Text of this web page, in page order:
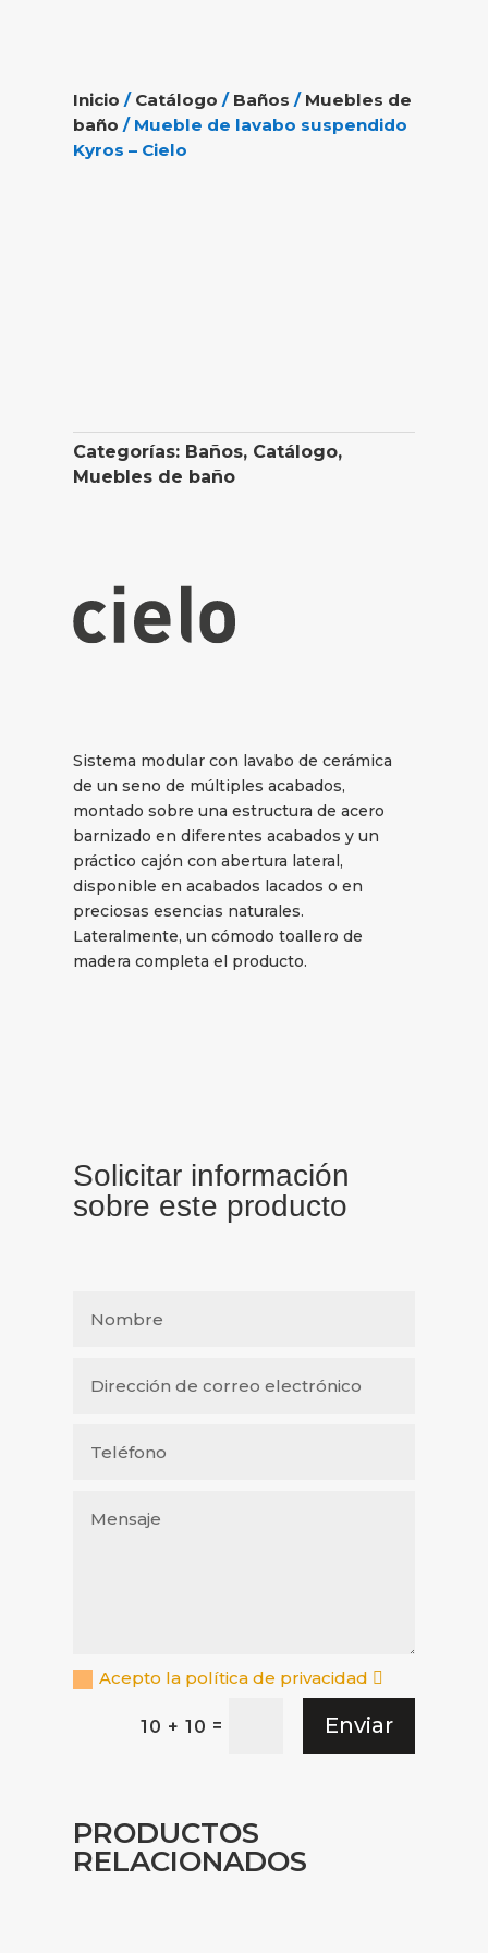
Inicio / Catálogo / Baños / Muebles de
baño / Mueble de lavabo suspendido
Kyros – Cielo
Categorías: Baños, Catálogo,
Muebles de baño
Sistema modular con lavabo de cerámica
de un seno de múltiples acabados,
montado sobre una estructura de acero
barnizado en diferentes acabados y un
práctico cajón con abertura lateral,
disponible en acabados lacados o en
preciosas esencias naturales.
Lateralmente, un cómodo toallero de
madera completa el producto.
Solicitar información
sobre este producto
Acepto la política de privacidad
10 + 10 = Enviar
PRODUCTOS
RELACIONADOS